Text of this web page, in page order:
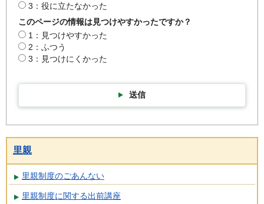
3：役に立たなかった
このページの情報は見つけやすかったですか？
1：見つけやすかった
2：ふつう
3：見つけにくかった
送信
里親
里親制度のごあんない
里親制度に関する出前講座